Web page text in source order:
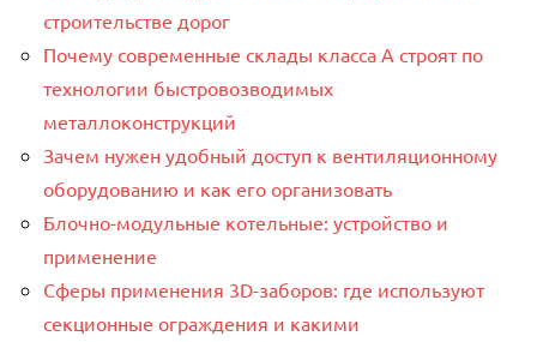
строительстве дорог
Почему современные склады класса А строят по
технологии быстровозводимых
металлоконструкций
Зачем нужен удобный доступ к вентиляционному
оборудованию и как его организовать
Блочно-модульные котельные: устройство и
применение
Сферы применения 3D-заборов: где используют
секционные ограждения и какими